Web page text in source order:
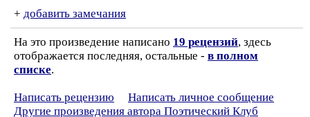
+ добавить замечания
На это произведение написано 19 рецензий, здесь
отображается последняя, остальные - в полном
списке.
Написать рецензию
Написать личное сообщение
Другие произведения автора Поэтический Клуб